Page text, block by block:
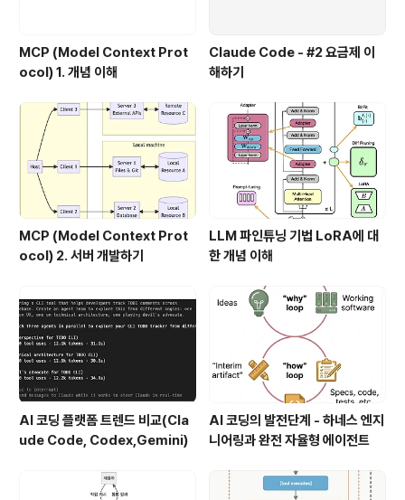
MCP (Model Context Prot
ocol) 1. 개념 이해
Claude Code - #2 요금제 이
해하기
MCP (Model Context Prot
ocol) 2. 서버 개발하기
LLM 파인튜닝 기법 LoRA에 대
한 개념 이해
AI 코딩 플랫폼 트렌드 비교(Cla
ude Code, Codex,Gemini)
AI 코딩의 발전단계 - 하네스 엔지
니어링과 완전 자율형 에이전트